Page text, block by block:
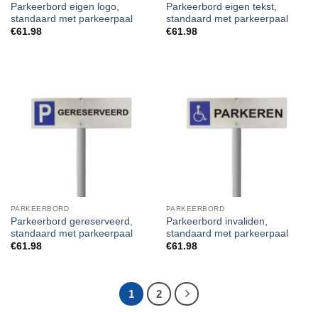
Parkeerbord eigen logo,
standaard met parkeerpaal
€61.98
Parkeerbord eigen tekst,
standaard met parkeerpaal
€61.98
PARKEERBORD
Parkeerbord gereserveerd,
standaard met parkeerpaal
€61.98
PARKEERBORD
Parkeerbord invaliden,
standaard met parkeerpaal
€61.98
1 2